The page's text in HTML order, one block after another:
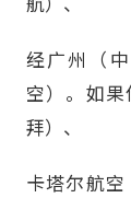
经广州（
空）。如
拜）、
卡塔尔航